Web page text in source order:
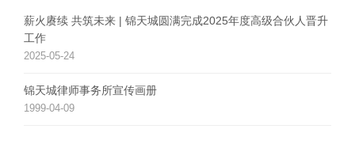
薪火赓续 共筑未来 | 锦天城圆满完成2025年度高级合伙人晋升
工作
2025-05-24
锦天城律师事务所宣传画册
1999-04-09